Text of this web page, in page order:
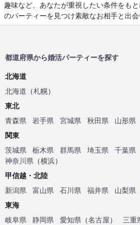
趣味など、あなたが重視したい条件をも
のパーティーを見つけ素敵なお相手と出会
都道府県から婚活パーティーを探す
北海道
北海道 （札幌）
東北
青森県
岩手県 宮城県 秋田県 山形県
関東
茨城県
栃木県 群馬県 埼玉県 千葉県
神奈川県 （横浜）
甲信越・北陸
新潟県
富山県 石川県 福井県 山梨県
東海
岐阜県
静岡県 愛知県 （名古屋）
三重